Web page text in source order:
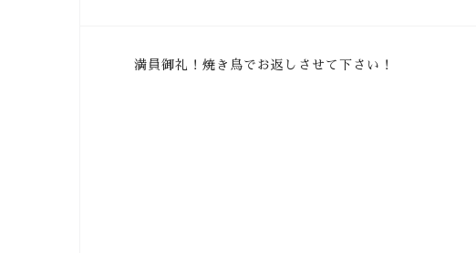
投
満員御礼！焼き鳥でお返しさせて下さい！